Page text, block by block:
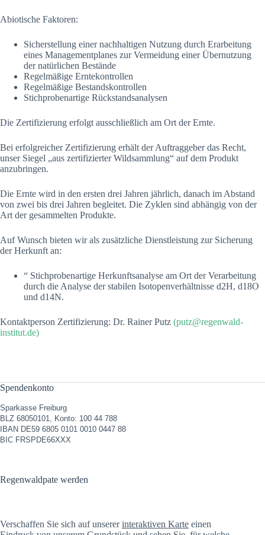
Abiotische Faktoren:
Sicherstellung einer nachhaltigen Nutzung durch Erarbeitung
eines Managementplanes zur Vermeidung einer Übernutzung
der natürlichen Bestände
Regelmäßige Erntekontrollen
Regelmäßige Bestandskontrollen
Stichprobenartige Rückstandsanalysen
Die Zertifizierung erfolgt ausschließlich am Ort der Ernte.
Bei erfolgreicher Zertifizierung erhält der Auftraggeber das Recht,
unser Siegel „aus zertifizierter Wildsammlung“ auf dem Produkt
anzubringen.
Die Ernte wird in den ersten drei Jahren jährlich, danach im Abstand
von zwei bis drei Jahren begleitet. Die Zyklen sind abhängig von der
Art der gesammelten Produkte.
Auf Wunsch bieten wir als zusätzliche Dienstleistung zur Sicherung
der Herkunft an:
“ Stichprobenartige Herkunftsanalyse am Ort der Verarbeitung
durch die Analyse der stabilen Isotopenverhältnisse d2H, d18O
und d14N.
Kontaktperson Zertifizierung: Dr. Rainer Putz (putz@regenwald-
institut.de)
Spendenkonto
Sparkasse Freiburg
BLZ 68050101, Konto: 100 44 788
IBAN DE59 6805 0101 0010 0447 88
BIC FRSPDE66XXX
Regenwaldpate werden
Verschaffen Sie sich auf unsererinteraktiven Karte einen